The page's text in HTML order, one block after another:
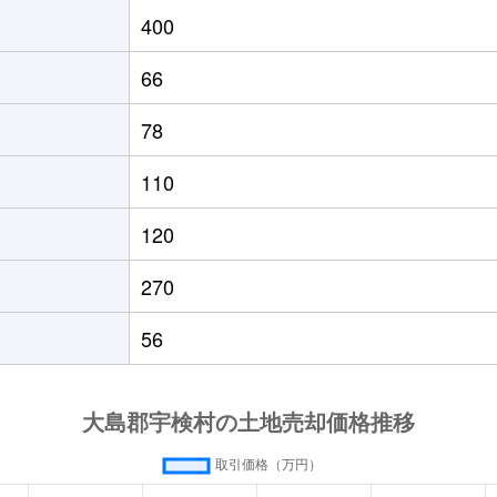
400
66
78
110
120
270
56